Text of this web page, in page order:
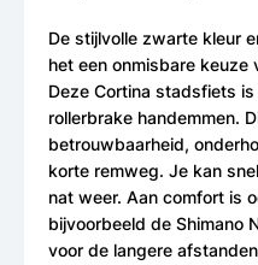
De stijlvolle zwarte kleur
het een onmisbare keuze
Deze Cortina stadsfiets
rollerbrake handemmen.
betrouwbaarheid,
korte remweg. Je kan
nat weer. Aan comfort is
bijvoorbeeld de Shimano
voor de langere